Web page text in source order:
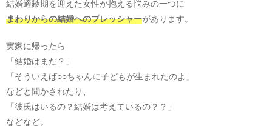
結婚適齢期を迎えた女性が抱える悩みの一つに
まわりからの結婚へのプレッシャーがあります。
実家に帰ったら
「結婚はまだ？」
「そういえば○○ちゃんに子どもが生まれたのよ」
などと聞かされたり、
「彼氏はいるの？結婚は考えているの？？」
などなど。